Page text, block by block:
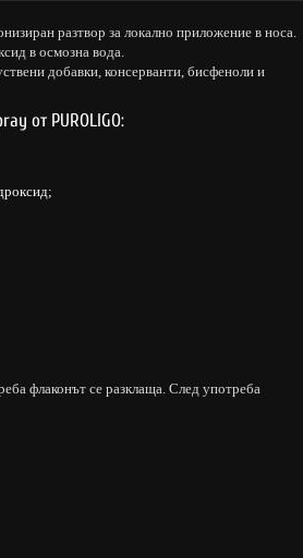
разтвор за локално приложение в носа.
в осмозна вода.
добавки, консерванти, бисфеноли и
от PUROLIGO:
флаконът се разклаща. След употреба